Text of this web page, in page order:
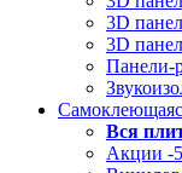
3D
3D
Панели-
Вся
Акции -